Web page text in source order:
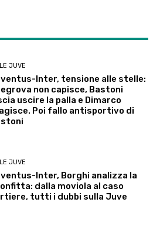
JUVE
Inter, tensione alle stelle:
non capisce, Bastoni
uscire la palla e Dimarco
Poi fallo antisportivo di
JUVE
Inter, Borghi analizza la
dalla moviola al caso
tutti i dubbi sulla Juve